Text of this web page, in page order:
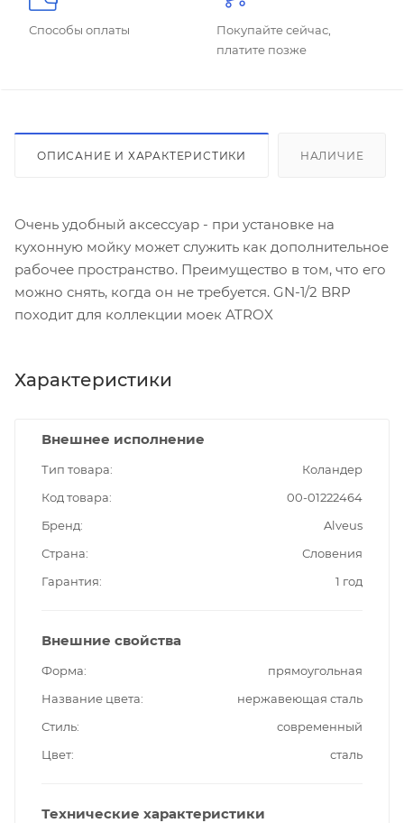
Способы оплаты
Покупайте сейчас,
платите позже
ОПИСАНИЕ И ХАРАКТЕРИСТИКИ НАЛИЧИЕ
Очень удобный аксессуар - при установке на
кухонную мойку может служить как дополнительное
рабочее пространство. Преимущество в том, что его
можно снять, когда он не требуется. GN-1/2 BRP
походит для коллекции моек ATROX
Характеристики
Внешнее исполнение
Тип товара
Коландер
Код товара
00-01222464
Бренд
Alveus
Страна
Словения
Гарантия
1 год
Внешние свойства
Форма
прямоугольная
Название цвета
нержавеющая сталь
Стиль
современный
Цвет
сталь
Технические характеристики